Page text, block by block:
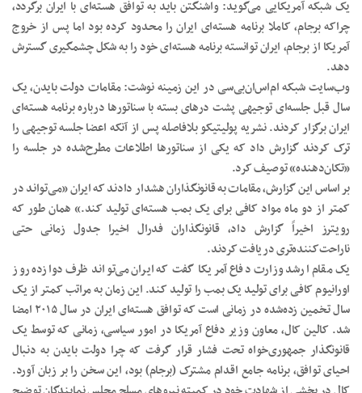
یک شبکه آمریکایی می‌گوید: واشنگتن باید به توافق هسته‌ای با ایران برگردد،
چراکه برجام، کاملا برنامه‌ هسته‌ای ایران را محدود کرده بود اما پس از خروج
آمریکا از برجام، ایران توانسته برنامه هسته‌ای خود را به شکل چشمگیری گسترش
دهد.
وب‌سایت شبکه ام‌اس‌ان‌بی‌سی در این زمینه نوشت: مقامات دولت بایدن، یک
سال قبل جلسه‌ای توجیهی پشت درهای بسته با سناتورها درباره برنامه هسته‌ای
ایران برگزار کردند. نشریه پولیتیکو بلافاصله پس از آنکه اعضا جلسه توجیهی را
ترک کردند گزارش داد که یکی از سناتورها اطلاعات مطرح‌شده در جلسه را
«تکان‌دهنده» توصیف کرد.
بر اساس این گزارش، مقامات به قانونگذاران هشدار دادند که ایران «می‌تواند در
کمتر از دو ماه مواد کافی برای یک بمب هسته‌ای تولید کند.» همان طور که
رویترز اخیراً گزارش داد، قانونگذاران فدرال اخیرا جدول زمانی حتی
ناراحت‌کننده‌تری دریافت کردند.
یک مقام ارشد وزارت دفاع آمریکا گفت که ایران می‌تواند ظرف دوازده روز
اورانیوم کافی برای تولید یک بمب را تولید کند. این زمان به مراتب کمتر از یک
سال تخمین زده‌شده در زمانی است که توافق هسته‌ای ایران در سال ۲۰۱۵ امضا
شد. کالین کال، معاون وزیر دفاع آمریکا در امور سیاسی، زمانی که توسط یک
قانونگذار جمهوری‌خواه تحت فشار قرار گرفت که چرا دولت بایدن به دنبال
احیای توافق، برنامه جامع اقدام مشترک (برجام) بود، این سخن را بر زبان آورد.